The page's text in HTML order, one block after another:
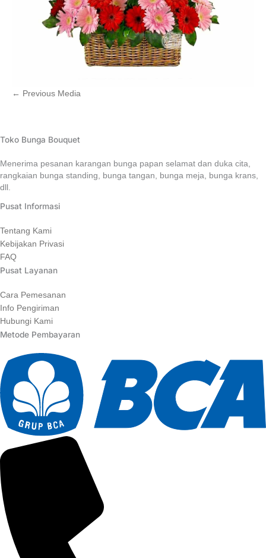
← Previous Media
Toko Bunga Bouquet
Menerima pesanan karangan bunga papan selamat dan duka cita,
rangkaian bunga standing, bunga tangan, bunga meja, bunga krans,
dll.
Pusat Informasi
Tentang Kami
Kebijakan Privasi
FAQ
Pusat Layanan
Cara Pemesanan
Info Pengiriman
Hubungi Kami
Metode Pembayaran